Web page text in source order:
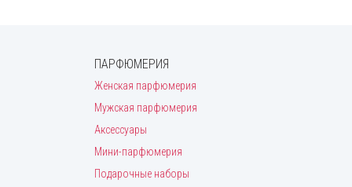
ПАРФЮМЕРИЯ
Женская парфюмерия
Мужская парфюмерия
Аксессуары
Мини-парфюмерия
Подарочные наборы